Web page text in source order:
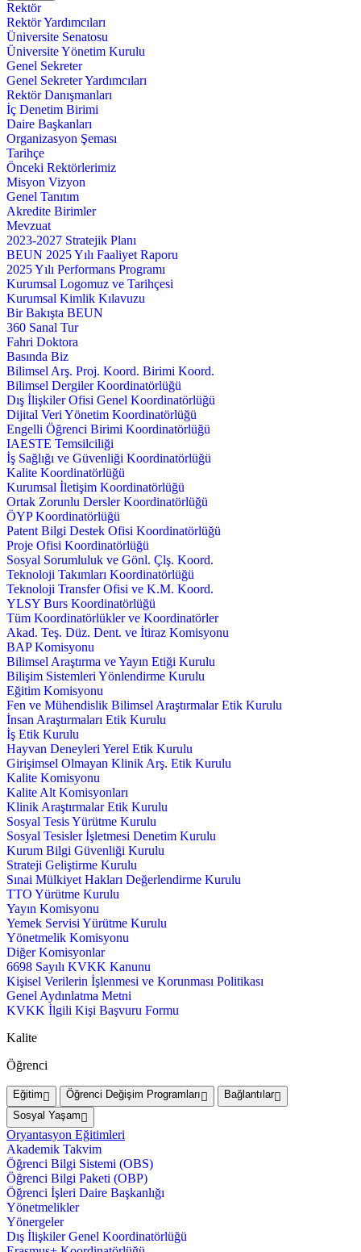
Rektör
Rektör Yardımcıları
Üniversite Senatosu
Üniversite Yönetim Kurulu
Genel Sekreter
Genel Sekreter Yardımcıları
Rektör Danışmanları
İç Denetim Birimi
Daire Başkanları
Organizasyon Şeması
Tarihçe
Önceki Rektörlerimiz
Misyon Vizyon
Genel Tanıtım
Akredite Birimler
Mevzuat
2023-2027 Stratejik Planı
BEUN 2025 Yılı Faaliyet Raporu
2025 Yılı Performans Programı
Kurumsal Logomuz ve Tarihçesi
Kurumsal Kimlik Kılavuzu
Bir Bakışta BEUN
360 Sanal Tur
Fahri Doktora
Basında Biz
Bilimsel Arş. Proj. Koord. Birimi Koord.
Bilimsel Dergiler Koordinatörlüğü
Dış İlişkiler Ofisi Genel Koordinatörlüğü
Dijital Veri Yönetim Koordinatörlüğü
Engelli Öğrenci Birimi Koordinatörlüğü
IAESTE Temsilciliği
İş Sağlığı ve Güvenliği Koordinatörlüğü
Kalite Koordinatörlüğü
Kurumsal İletişim Koordinatörlüğü
Ortak Zorunlu Dersler Koordinatörlüğü
ÖYP Koordinatörlüğü
Patent Bilgi Destek Ofisi Koordinatörlüğü
Proje Ofisi Koordinatörlüğü
Sosyal Sorumluluk ve Gönl. Çlş. Koord.
Teknoloji Takımları Koordinatörlüğü
Teknoloji Transfer Ofisi ve K.M. Koord.
YLSY Burs Koordinatörlüğü
Tüm Koordinatörlükler ve Koordinatörler
Akad. Teş. Düz. Dent. ve İtiraz Komisyonu
BAP Komisyonu
Bilimsel Araştırma ve Yayın Etiği Kurulu
Bilişim Sistemleri Yönlendirme Kurulu
Eğitim Komisyonu
Fen ve Mühendislik Bilimsel Araştırmalar Etik Kurulu
İnsan Araştırmaları Etik Kurulu
İş Etik Kurulu
Hayvan Deneyleri Yerel Etik Kurulu
Girişimsel Olmayan Klinik Arş. Etik Kurulu
Kalite Komisyonu
Kalite Alt Komisyonları
Klinik Araştırmalar Etik Kurulu
Sosyal Tesis Yürütme Kurulu
Sosyal Tesisler İşletmesi Denetim Kurulu
Kurum Bilgi Güvenliği Kurulu
Strateji Geliştirme Kurulu
Sınai Mülkiyet Hakları Değerlendirme Kurulu
TTO Yürütme Kurulu
Yayın Komisyonu
Yemek Servisi Yürütme Kurulu
Yönetmelik Komisyonu
Diğer Komisyonlar
6698 Sayılı KVKK Kanunu
Kişisel Verilerin İşlenmesi ve Korunması Politikası
Genel Aydınlatma Metni
KVKK İlgili Kişi Başvuru Formu
Kalite
Öğrenci
Eğitim Öğrenci Değişim Programları
Bağlantılar
Sosyal Yaşam
Oryantasyon Eğitimleri
Akademik Takvim
Öğrenci Bilgi Sistemi (OBS)
Öğrenci Bilgi Paketi (OBP)
Öğrenci İşleri Daire Başkanlığı
Yönetmelikler
Yönergeler
Dış İlişkiler Genel Koordinatörlüğü